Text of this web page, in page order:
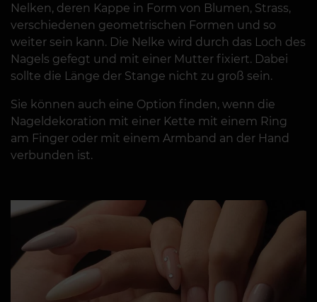
Nelken, deren Kappe in Form von Blumen, Strass,
verschiedenen geometrischen Formen und so
weiter sein kann. Die Nelke wird durch das Loch des
Nagels gefegt und mit einer Mutter fixiert. Dabei
sollte die Länge der Stange nicht zu groß sein.
Sie können auch eine Option finden, wenn die
Nageldekoration mit einer Kette mit einem Ring
am Finger oder mit einem Armband an der Hand
verbunden ist.